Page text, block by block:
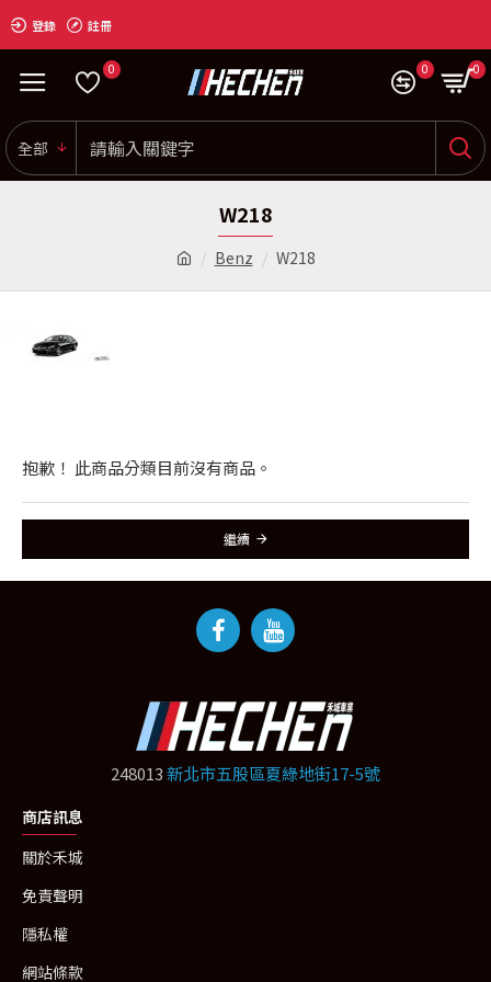
登錄 註冊
0 0 0
全部
Benz W218
W218
抱歉！ 此商品分類目前沒有商品。
繼續
248013新北市五股區夏綠地街17-5號
商店訊息
關於禾城
免責聲明
隱私權
網站條款